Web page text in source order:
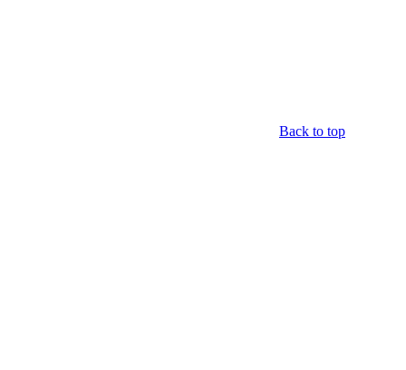
Back to top